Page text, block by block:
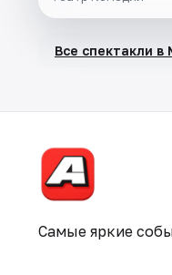
Все спектакли в
Самые яркие